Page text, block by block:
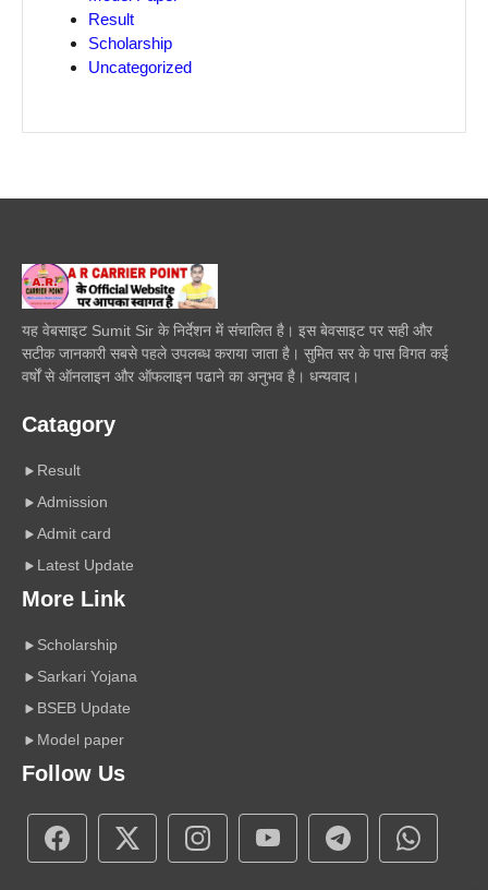
Result
Scholarship
Uncategorized
यह वेबसाइट Sumit Sir के निर्देशन में संचालित है। इस बेवसाइट पर सही और
सटीक जानकारी सबसे पहले उपलब्ध कराया जाता है। सुमित सर के पास विगत कई
वर्षों से ऑनलाइन और ऑफलाइन पढाने का अनुभव है। धन्यवाद।
Catagory
Result
Admission
Admit card
Latest Update
More Link
Scholarship
Sarkari Yojana
BSEB Update
Model paper
Follow Us